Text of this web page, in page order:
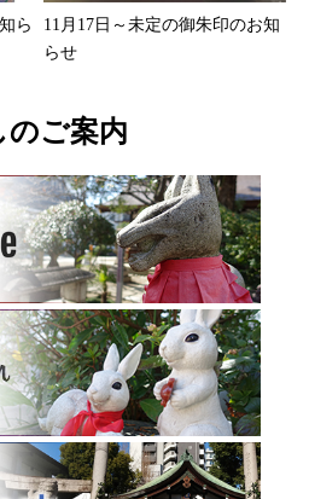
ら
11月17日～未定の御朱印のお知
らせ
のご案内